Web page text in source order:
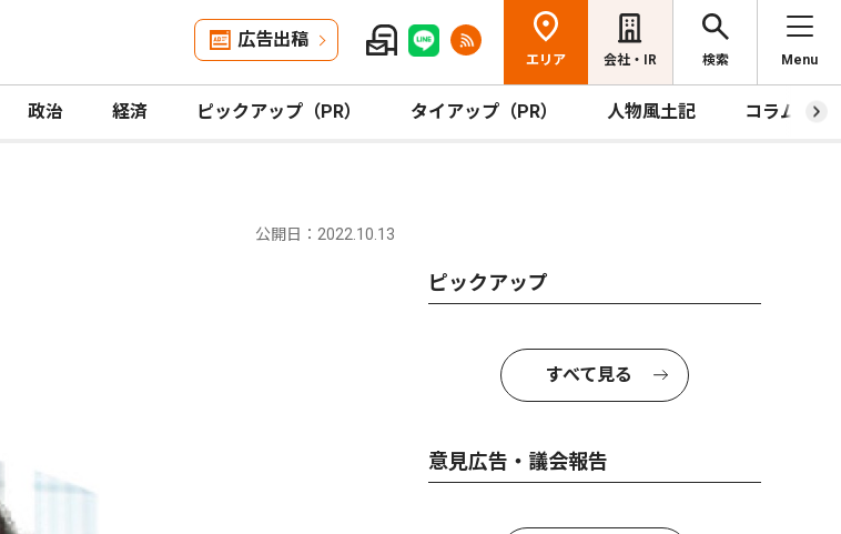
広告出稿
エリア 会社・IR 検索 Menu
政治 経済 ピックアップ（PR） タイアップ（PR） 人物風土記 コラム
公開日：2022.10.13
ピックアップ
すべて見る
意見広告・議会報告